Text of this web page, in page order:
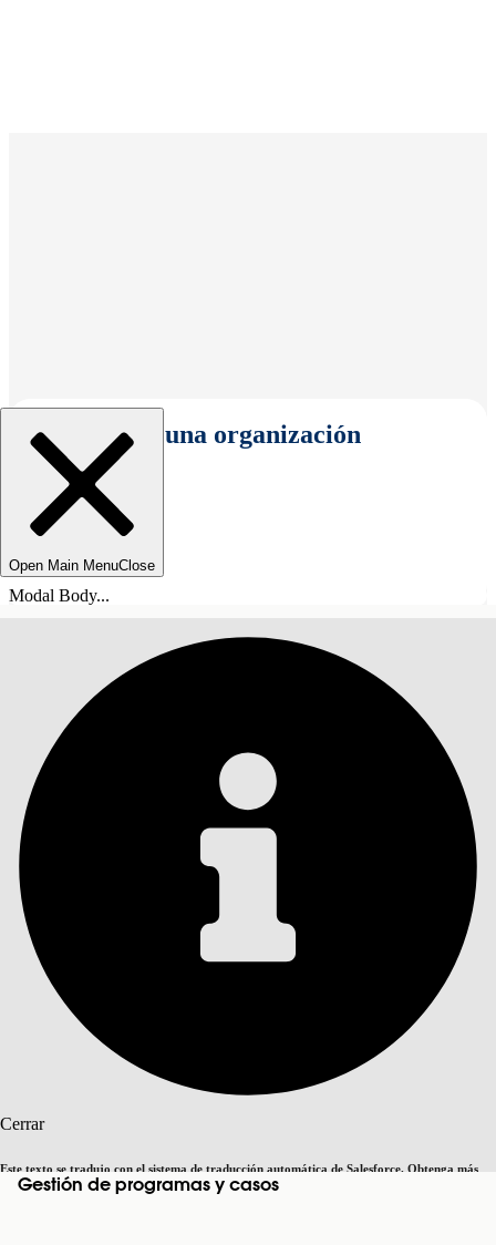
Seleccionar una organización
Open Main MenuClose
Modal Body...
Cerrar
Este texto se tradujo con el sistema de traducción automática de Salesforce. Obtenga más
detallesaquí. Cambiar a inglés Ahora no
Gestión de programas y casos
Índice de materias
ÍNDICE DE MATERIAS
Buscar